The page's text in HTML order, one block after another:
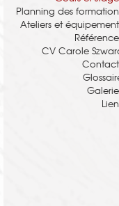
Planning des
Ateliers et
CV Carole